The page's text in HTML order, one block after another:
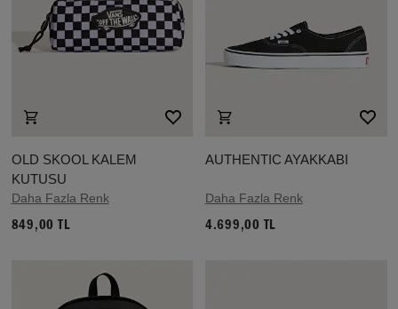
OLD SKOOL KALEM
KUTUSU
Daha Fazla Renk
849,00 TL
AUTHENTIC AYAKKABI
Daha Fazla Renk
4.699,00 TL